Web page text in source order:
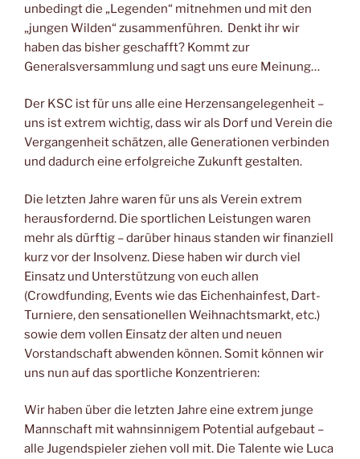
unbedingt die „Legenden“ mitnehmen und mit den
„jungen Wilden“ zusammenführen. Denkt ihr wir
haben das bisher geschafft? Kommt zur
Generalsversammlung und sagt uns eure Meinung…
Der KSC ist für uns alle eine Herzensangelegenheit –
uns ist extrem wichtig, dass wir als Dorf und Verein die
Vergangenheit schätzen, alle Generationen verbinden
und dadurch eine erfolgreiche Zukunft gestalten.
Die letzten Jahre waren für uns als Verein extrem
herausfordernd. Die sportlichen Leistungen waren
mehr als dürftig – darüber hinaus standen wir finanziell
kurz vor der Insolvenz. Diese haben wir durch viel
Einsatz und Unterstützung von euch allen
(Crowdfunding, Events wie das Eichenhainfest, Dart-
Turniere, den sensationellen Weihnachtsmarkt, etc.)
sowie dem vollen Einsatz der alten und neuen
Vorstandschaft abwenden können. Somit können wir
uns nun auf das sportliche Konzentrieren:
Wir haben über die letzten Jahre eine extrem junge
Mannschaft mit wahnsinnigem Potential aufgebaut –
alle Jugendspieler ziehen voll mit. Die Talente wie Luca